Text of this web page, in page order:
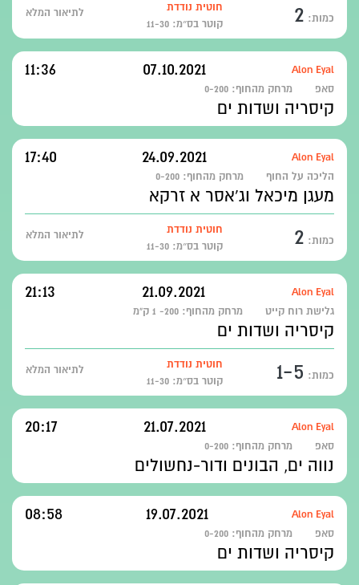
כמות: 2
חוטית נודדת
קוטר בס״מ: 11-30
לתיאור המלא
Alon Eyal
07.10.2021
11:36
סאפ מרחק מהחוף: 0-200
קיסריה ושדות ים
Alon Eyal
24.09.2021
17:40
הליכה על החוף מרחק מהחוף: 0-200
מעגן מיכאל וג'אסר א זרקא
כמות: 2
חוטית נודדת
קוטר בס״מ: 11-30
לתיאור המלא
Alon Eyal
21.09.2021
21:13
גלישת רוח קייט מרחק מהחוף: 200- 1 ק"מ
קיסריה ושדות ים
כמות: 1-5
חוטית נודדת
קוטר בס״מ: 11-30
לתיאור המלא
Alon Eyal
21.07.2021
20:17
סאפ מרחק מהחוף: 0-200
נווה ים, הבונים ודור-נחשולים
Alon Eyal
19.07.2021
08:58
סאפ מרחק מהחוף: 0-200
קיסריה ושדות ים